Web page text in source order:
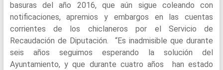
basuras del año 2016, que aún sigue coleando con
notificaciones, apremios y embargos en las cuentas
corrientes de los chiclaneros por el Servicio de
Recaudación de Diputación. “Es inadmisible que durante
seis años seguimos esperando la solución del
Ayuntamiento, y que durante cuatro años han estado